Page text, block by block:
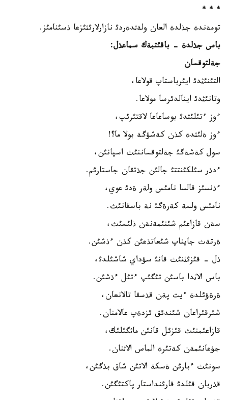
* * *
تومةندة جذلدة العان ولةثدةردئ نازارلارئثئزعا ذسئنامئز.
باس جذلدة - باقئتبةك سماعذل:
جةلتوقسان
التئنئثدئ ايئرباستاپ قولاعا،
وتانئثدئ اينالدئرسا مولاعا.
ءوز ءتئلئثدئ بوساعاعا لاقتئرئپ،
ءوز ةلئثدة كذن كةشؤگة بولا ما؟!
سول كةشةگئ جةلتوقساننئث اسپانئن،
ءدذر سئلكئنتتئ جالئن جذتقان جاستارئم.
ءذنسئز قالسا نامئس ولةر ةدئ عوي،
نامئس ولسة كةرةگئ نة باسقانئث.
سةن قازاعئم شئنئمةنةن ذلئسئث،
ةرتةث جايناپ شئعاتذعئن كذن ءذشئن.
ذل - قئزئثنئث قانئ سؤداي شاشئلدئ،
باس الاثدا باسئن تئگئپ ءتئل ءذشئن.
ةرةؤئلدة ءيت پةن قذسقا تالانعان،
شئرقئراعان شئندئق ئزدةپ عالامنان.
قازاعئمنئث قئزئل قانئن ماثگئلئك،
جؤعانئمةن كةتئرة الماس الاثنان.
سونئث ءبارئن ةسكة الاتئن شاق بذگئن،
قذربان قئلدئ قارئنداستار پاكتئگئن.